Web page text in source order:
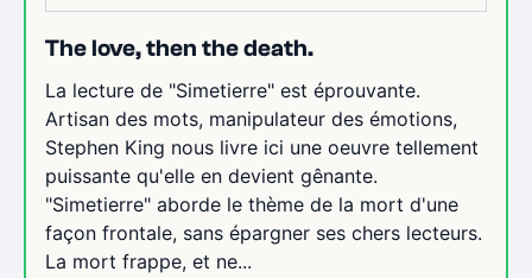
The love, then the death.
La lecture de "Simetierre" est éprouvante.
Artisan des mots, manipulateur des émotions,
Stephen King nous livre ici une oeuvre tellement
puissante qu'elle en devient gênante.
"Simetierre" aborde le thème de la mort d'une
façon frontale, sans épargner ses chers lecteurs.
La mort frappe, et ne...